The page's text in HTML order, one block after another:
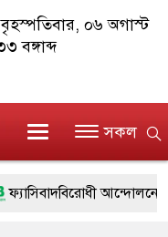
০৬ অগাস্ট
বঙ্গাব্দ
সকল
আন্দোলনে